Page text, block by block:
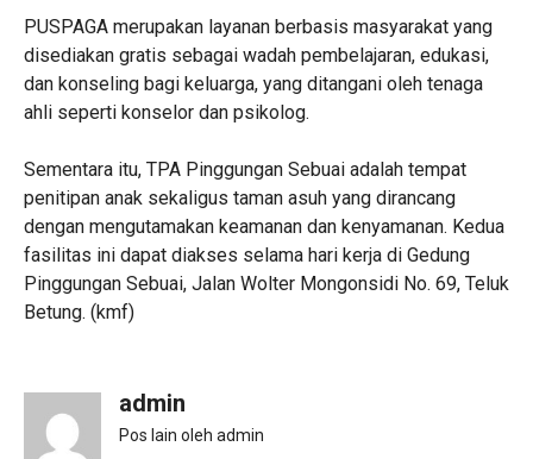
‎PUSPAGA merupakan layanan berbasis masyarakat yang
disediakan gratis sebagai wadah pembelajaran, edukasi,
dan konseling bagi keluarga, yang ditangani oleh tenaga
ahli seperti konselor dan psikolog.
‎Sementara itu, TPA Pinggungan Sebuai adalah tempat
penitipan anak sekaligus taman asuh yang dirancang
dengan mengutamakan keamanan dan kenyamanan. Kedua
fasilitas ini dapat diakses selama hari kerja di Gedung
Pinggungan Sebuai, Jalan Wolter Mongonsidi No. 69, Teluk
Betung. (kmf)
admin
Pos lain oleh admin